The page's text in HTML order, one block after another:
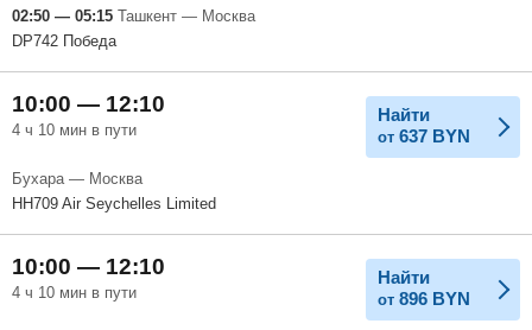
02:50 — 05:15 Ташкент — Москва
DP742 Победа
10:00 — 12:10
4 ч 10 мин в пути
Найти
от 637 BYN
Бухара — Москва
HH709 Air Seychelles Limited
10:00 — 12:10
4 ч 10 мин в пути
Найти
от 896 BYN